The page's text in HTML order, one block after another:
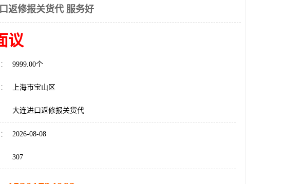
返修报关货代 服务好
议
9999.00个
上海市宝山区
大连进口返修报关货代
2026-08-08
307